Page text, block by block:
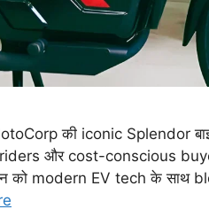
की iconic Splendor
और cost-conscious buyers
को modern EV tech के साथ